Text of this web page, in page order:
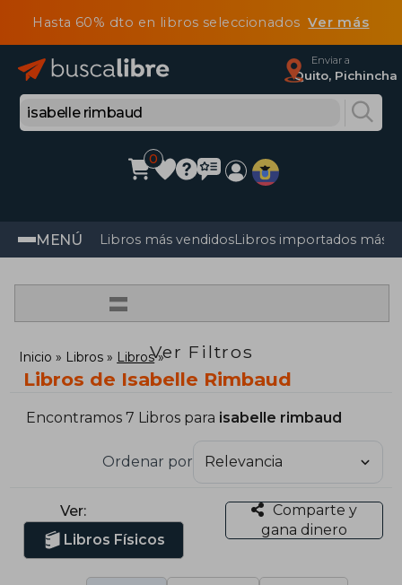
Hasta 60% dto en libros seleccionadosVer más
Enviar a
Quito, Pichincha
0
MENÚ Libros más vendidosLibros importados más
=
Ver Filtros
Inicio Libros Libros
Libros de Isabelle Rimbaud
Encontramos 7 Libros para isabelle rimbaud
Ordenar por
Ver:
Libros Físicos
Comparte y
gana dinero